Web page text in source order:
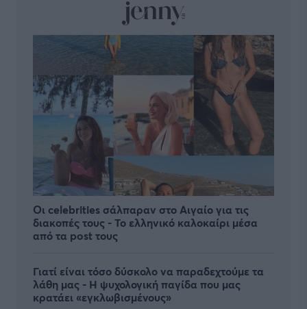
Οι celebrities σάλπαραν στο Αιγαίο για τις
διακοπές τους - Το ελληνικό καλοκαίρι μέσα
από τα post τους
Γιατί είναι τόσο δύσκολο να παραδεχτούμε τα
λάθη μας - Η ψυχολογική παγίδα που μας
κρατάει «εγκλωβισμένους»